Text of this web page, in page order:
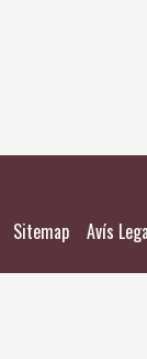
Sitemap Avís